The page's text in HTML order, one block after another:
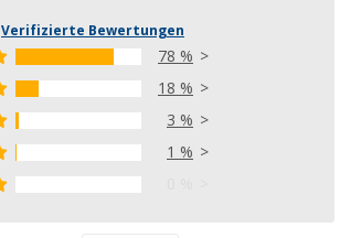
Verifizierte Bewertungen
78 %
18 %
3 %
1 %